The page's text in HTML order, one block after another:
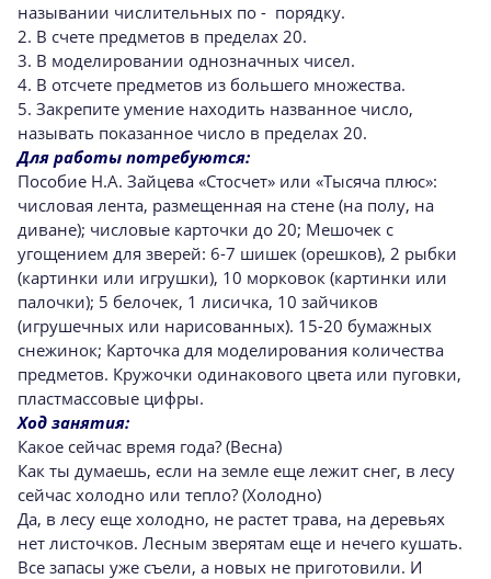
назывании числительных по - порядку.
2. В счете предметов в пределах 20.
3. В моделировании однозначных чисел.
4. В отсчете предметов из большего множества.
5. Закрепите умение находить названное число,
называть показанное число в пределах 20.
Для работы потребуются:
Пособие Н.А. Зайцева «Стосчет» или «Тысяча плюс»:
числовая лента, размещенная на стене (на полу, на
диване); числовые карточки до 20; Мешочек с
угощением для зверей: 6-7 шишек (орешков), 2 рыбки
(картинки или игрушки), 10 морковок (картинки или
палочки); 5 белочек, 1 лисичка, 10 зайчиков
(игрушечных или нарисованных). 15-20 бумажных
снежинок; Карточка для моделирования количества
предметов. Кружочки одинакового цвета или пуговки,
пластмассовые цифры.
Ход занятия:
Какое сейчас время года? (Весна)
Как ты думаешь, если на земле еще лежит снег, в лесу
сейчас холодно или тепло? (Холодно)
Да, в лесу еще холодно, не растет трава, на деревьях
нет листочков. Лесным зверятам еще и нечего кушать.
Все запасы уже съели, а новых не приготовили. И